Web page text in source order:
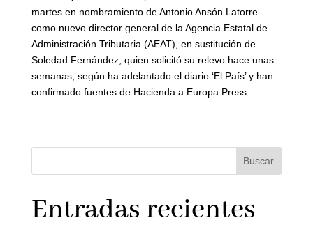
martes en nombramiento de Antonio Ansón Latorre
como nuevo director general de la Agencia Estatal de
Administración Tributaria (AEAT), en sustitución de
Soledad Fernández, quien solicitó su relevo hace unas
semanas, según ha adelantado el diario ‘El País’ y han
confirmado fuentes de Hacienda a Europa Press.
Buscar
Entradas recientes